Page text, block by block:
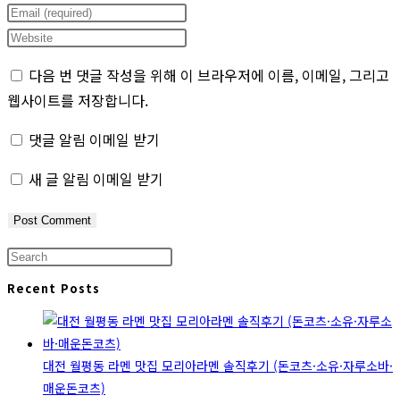
your
name
username
to
comment
Enter
your
address
to
comment
Enter
website
URL
(optional)
다음 번 댓글 작성을 위해 이 브라우저에 이름, 이메일, 그리고
웹사이트를 저장합니다.
댓글 알림 이메일 받기
새 글 알림 이메일 받기
Press
close
search
Recent Posts
대전 월평동 라멘 맛집 모리아라멘 솔직후기 (돈코츠·소유·자루소바·
매운돈코츠)